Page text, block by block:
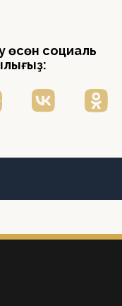
өсөн социаль